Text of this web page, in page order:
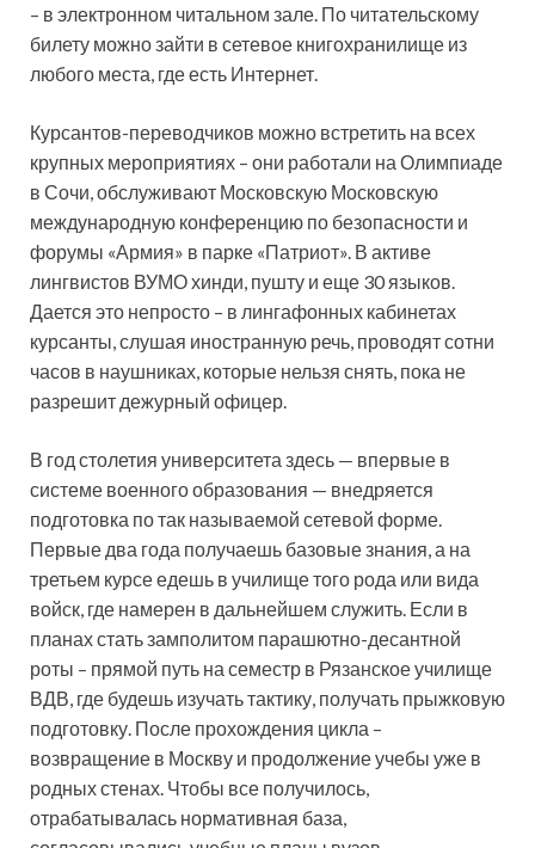
– в электронном читальном зале. По читательскому
билету можно зайти в сетевое книгохранилище из
любого места, где есть Интернет.
Курсантов-переводчиков можно встретить на всех
крупных мероприятиях – они работали на Олимпиаде
в Сочи, обслуживают Московскую Московскую
международную конференцию по безопасности и
форумы «Армия» в парке «Патриот». В активе
лингвистов ВУМО хинди, пушту и еще 30 языков.
Дается это непросто – в лингафонных кабинетах
курсанты, слушая иностранную речь, проводят сотни
часов в наушниках, которые нельзя снять, пока не
разрешит дежурный офицер.
В год столетия университета здесь — впервые в
системе военного образования — внедряется
подготовка по так называемой сетевой форме.
Первые два года получаешь базовые знания, а на
третьем курсе едешь в училище того рода или вида
войск, где намерен в дальнейшем служить. Если в
планах стать замполитом парашютно-десантной
роты – прямой путь на семестр в Рязанское училище
ВДВ, где будешь изучать тактику, получать прыжковую
подготовку. После прохождения цикла –
возвращение в Москву и продолжение учебы уже в
родных стенах. Чтобы все получилось,
отрабатывалась нормативная база,